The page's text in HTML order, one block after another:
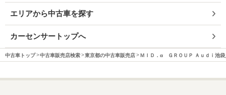
エリアから中古車を探す
カーセンサートップへ
中古車トップ 中古車販売店検索 東京都の中古車販売店 ＭＩＤ．α ＧＲＯＵＰ Ａｕｄｉ池